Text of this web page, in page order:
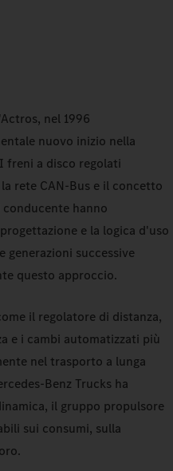
nel 1996
nuovo inizio nella
freni a disco regolati
rete CAN‑Bus e il concetto
hanno
e la logica d'uso
generazioni successive
questo approccio.
il regolatore di distanza,
e i cambi automatizzati più
nel trasporto a lunga
Trucks ha
il gruppo propulsore
sui consumi, sulla